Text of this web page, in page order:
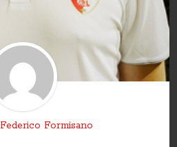
Federico Formisano